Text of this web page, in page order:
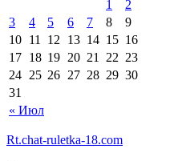
« Июл
1
2
3
4 5 6 7 8
9
10 11 12 13 14 15 16
17 18 19 20 21 22 23
24 25 26 27 28 29 30
31
Rt.chat-ruletka-18.com